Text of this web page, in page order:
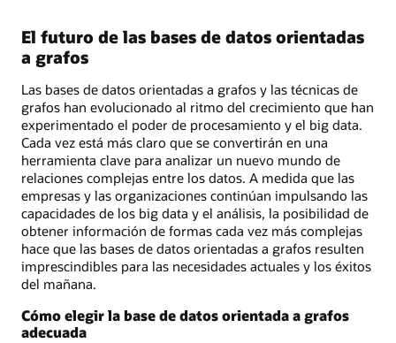
grafos
para
la
detección
de
blanqueo
de
dinero,
que
muestra
un
mapa
visual
de
clientes
y
cuentas
vinculados
El futuro de las bases de datos orientadas
a grafos
Las bases de datos orientadas a grafos y las técnicas de
grafos han evolucionado al ritmo del crecimiento que han
experimentado el poder de procesamiento y el big data.
Cada vez está más claro que se convertirán en una
herramienta clave para analizar un nuevo mundo de
relaciones complejas entre los datos. A medida que las
empresas y las organizaciones continúan impulsando las
capacidades de los big data y el análisis, la posibilidad de
obtener información de formas cada vez más complejas
hace que las bases de datos orientadas a grafos resulten
imprescindibles para las necesidades actuales y los éxitos
del mañana.
Cómo elegir la base de datos orientada a grafos
adecuada